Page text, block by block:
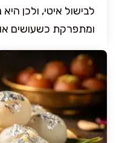
לבישול איטי, ולכן
ומתפרקת כשעושים